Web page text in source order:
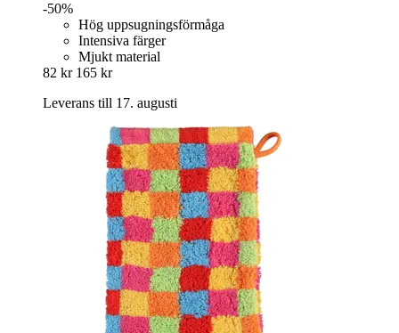
-50%
Hög uppsugningsförmåga
Intensiva färger
Mjukt material
82 kr 165 kr
Leverans till 17. augusti